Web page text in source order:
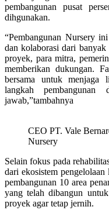
pembangunan pusat
dihgunakan.
“Pembangunan Nursery
dan kolaborasi dari
proyek, para mitra,
memberikan dukungan.
bersama untuk menjaga
langkah pembangunan
jawab,”tambahnya
CEO PT. Vale
Nursery
Selain fokus pada
dari ekosistem
pembangunan 10 area
yang telah dibangun
proyek agar tetap jernih.